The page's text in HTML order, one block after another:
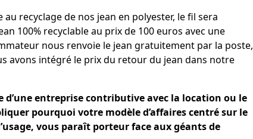
recyclage de nos jean en polyester, le fil sera
100% recyclable au prix de 100 euros avec une
nous renvoie le jean gratuitement par la poste,
avons intégré le prix du retour du jean dans notre
d’une entreprise contributive avec la location ou le
pourquoi votre modèle d’affaires centré sur le
vous paraît porteur face aux géants de